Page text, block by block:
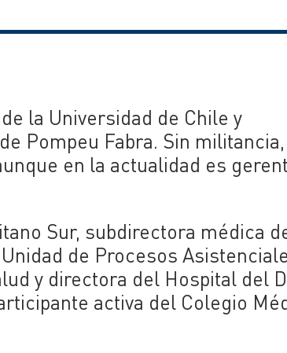
la Universidad de Chile y
Pompeu Fabra. Sin militancia,
en la actualidad es
Sur, subdirectora médica
de Procesos
y directora del Hospital del
activa del Colegio